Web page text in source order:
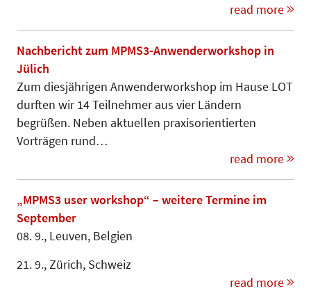
read more
Nachbericht zum MPMS3-Anwenderworkshop in
Jülich
Zum diesjährigen Anwenderworkshop im Hause LOT
durften wir 14 Teilnehmer aus vier Ländern
begrüßen. Neben aktuellen praxisorientier­ten
Vorträgen rund…
read more
„MPMS3 user workshop“ – weitere Termine im
September
08. 9., Leuven, Belgien
21. 9., Zürich, Schweiz
read more